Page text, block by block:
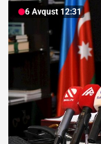
6 Avqust 12:31